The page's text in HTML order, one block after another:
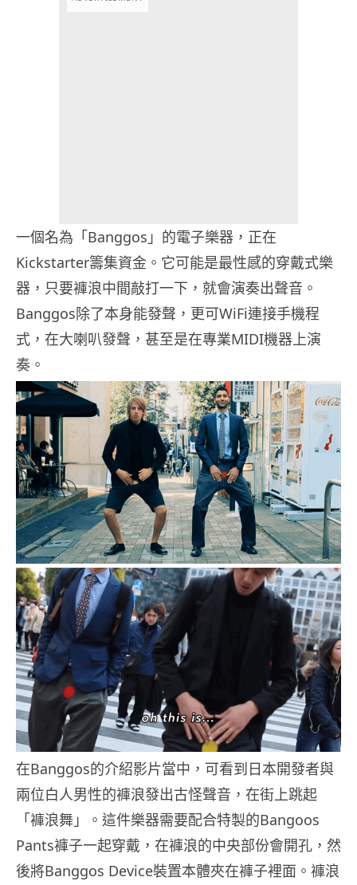
一個名為「Banggos」的電子樂器，正在
Kickstarter籌集資金。它可能是最性感的穿戴式樂
器，只要褲浪中間敲打一下，就會演奏出聲音。
Banggos除了本身能發聲，更可WiFi連接手機程
式，在大喇叭發聲，甚至是在專業MIDI機器上演
奏。
在Banggos的介紹影片當中，可看到日本開發者與
兩位白人男性的褲浪發出古怪聲音，在街上跳起
「褲浪舞」。這件樂器需要配合特製的Bangoos
Pants褲子一起穿戴，在褲浪的中央部份會開孔，然
後將Banggos Device裝置本體夾在褲子裡面。褲浪